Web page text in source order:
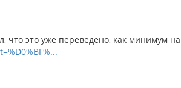
это уже переведено, как минимум на